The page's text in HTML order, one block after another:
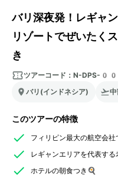
バリ深夜発！レギャ
リゾートでぜいた
き
ツアーコード： N-DPS-
バリ(インドネシア)
このツアーの特徴
フィリピン最大の航空会
レギャンエリアを代表す
ホテルの朝食つき🍳